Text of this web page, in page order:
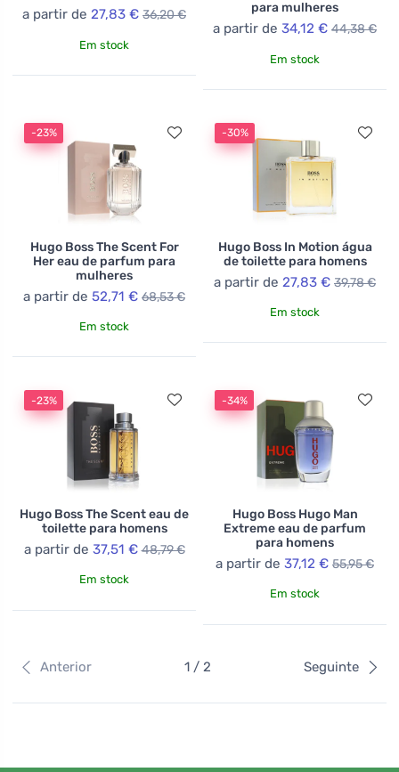
a partir de 27,83 € 36,20 €
Em stock
para mulheres
a partir de 34,12 € 44,38 €
Em stock
-23%
Hugo Boss The Scent For
Her eau de parfum para
mulheres
a partir de 52,71 € 68,53 €
Em stock
-30%
Hugo Boss In Motion água
de toilette para homens
a partir de 27,83 € 39,78 €
Em stock
-23%
Hugo Boss The Scent eau de
toilette para homens
a partir de 37,51 € 48,79 €
Em stock
-34%
Hugo Boss Hugo Man
Extreme eau de parfum
para homens
a partir de 37,12 € 55,95 €
Em stock
Anterior 1 / 2 Seguinte